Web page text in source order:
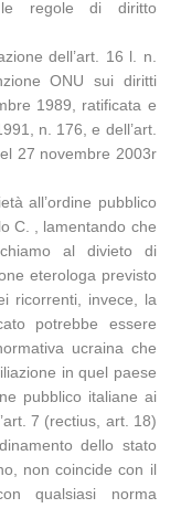
le regole di diritto
dell’art. 16 l. n.
ONU sui diritti
1989, ratificata e
n. 176, e dell’art.
27 novembre 2003r
all’ordine pubblico
C. , lamentando che
al divieto di
eterologa previsto
ricorrenti, invece, la
potrebbe essere
ucraina che
in quel paese
pubblico italiane ai
7 (rectius, art. 18)
dello stato
non coincide con il
qualsiasi norma